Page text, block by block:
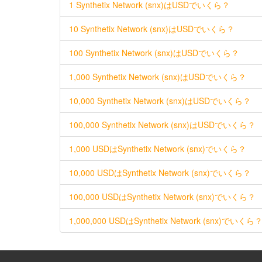
1 Synthetix Network (snx)はUSDでいくら？
10 Synthetix Network (snx)はUSDでいくら？
100 Synthetix Network (snx)はUSDでいくら？
1,000 Synthetix Network (snx)はUSDでいくら？
10,000 Synthetix Network (snx)はUSDでいくら？
100,000 Synthetix Network (snx)はUSDでいくら？
1,000 USDはSynthetix Network (snx)でいくら？
10,000 USDはSynthetix Network (snx)でいくら？
100,000 USDはSynthetix Network (snx)でいくら？
1,000,000 USDはSynthetix Network (snx)でいくら？